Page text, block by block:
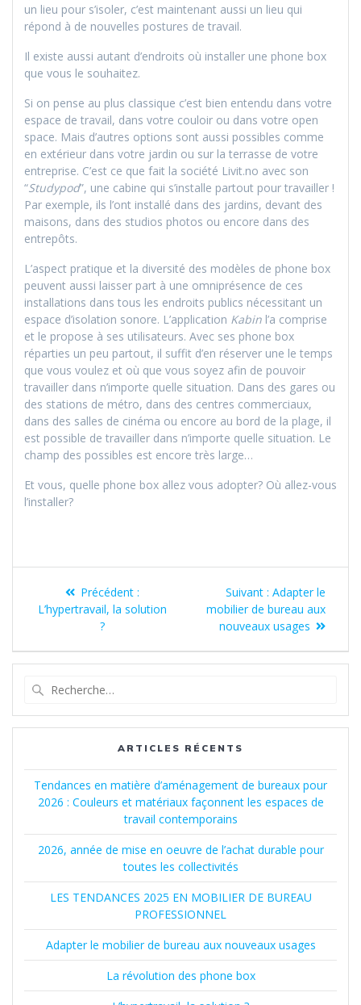
un lieu pour s’isoler, c’est maintenant aussi un lieu qui
répond à de nouvelles postures de travail.
Il existe aussi autant d’endroits où installer une phone box
que vous le souhaitez.
Si on pense au plus classique c’est bien entendu dans votre
espace de travail, dans votre couloir ou dans votre open
space. Mais d’autres options sont aussi possibles comme
en extérieur dans votre jardin ou sur la terrasse de votre
entreprise. C’est ce que fait la société Livit.no avec son
“Studypod”, une cabine qui s’installe partout pour travailler !
Par exemple, ils l’ont installé dans des jardins, devant des
maisons, dans des studios photos ou encore dans des
entrepôts.
L’aspect pratique et la diversité des modèles de phone box
peuvent aussi laisser part à une omniprésence de ces
installations dans tous les endroits publics nécessitant un
espace d’isolation sonore. L’application Kabin l’a comprise
et le propose à ses utilisateurs. Avec ses phone box
réparties un peu partout, il suffit d’en réserver une le temps
que vous voulez et où que vous soyez afin de pouvoir
travailler dans n’importe quelle situation. Dans des gares ou
des stations de métro, dans des centres commerciaux,
dans des salles de cinéma ou encore au bord de la plage, il
est possible de travailler dans n’importe quelle situation. Le
champ des possibles est encore très large…
Et vous, quelle phone box allez vous adopter? Où allez-vous
l’installer?
Précédent :
L’hypertravail, la solution
?
Suivant : Adapter le
mobilier de bureau aux
nouveaux usages
ARTICLES RÉCENTS
Tendances en matière d’aménagement de bureaux pour
2026 : Couleurs et matériaux façonnent les espaces de
travail contemporains
2026, année de mise en oeuvre de l’achat durable pour
toutes les collectivités
LES TENDANCES 2025 EN MOBILIER DE BUREAU
PROFESSIONNEL
Adapter le mobilier de bureau aux nouveaux usages
La révolution des phone box